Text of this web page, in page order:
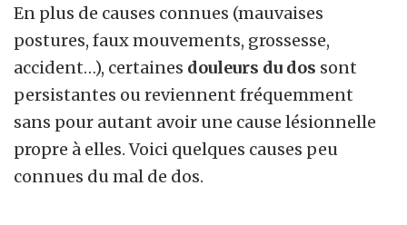
En plus de causes connues (mauvaises
postures, faux mouvements, grossesse,
accident…), certaines douleurs du dos sont
persistantes ou reviennent fréquemment
sans pour autant avoir une cause lésionnelle
propre à elles. Voici quelques causes peu
connues du mal de dos.